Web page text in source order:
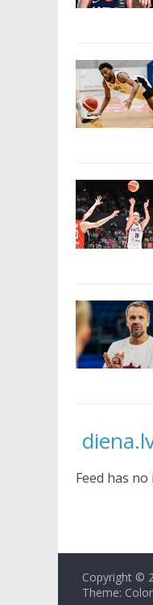
Feed has no
Copyright ©
Theme: